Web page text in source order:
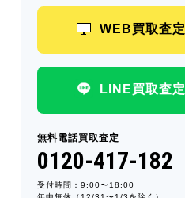
WEB買取査定
LINE買取査定
無料電話買取査定
0120-417-182
受付時間：9:00〜18:00